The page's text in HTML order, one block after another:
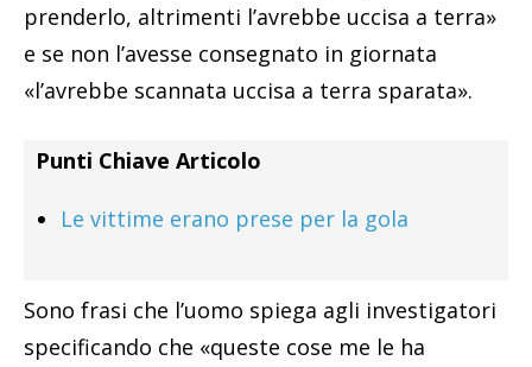
prenderlo, altrimenti l’avrebbe uccisa a terra»
e se non l’avesse consegnato in giornata
«l’avrebbe scannata uccisa a terra sparata».
Punti Chiave Articolo
Le vittime erano prese per la gola
Sono frasi che l’uomo spiega agli investigatori
specificando che «queste cose me le ha